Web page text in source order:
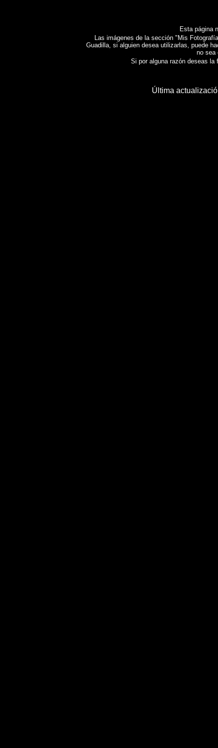
Esta página
Las imágenes de la sección "Mis
Guadilla, si alguien desea utilizarlas, puede
no sea
Si por alguna razón deseas
Última